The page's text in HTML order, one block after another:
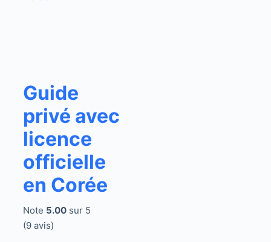
Guide
privé avec
licence
officielle
en Corée
Note 5.00sur 5
(9 avis)